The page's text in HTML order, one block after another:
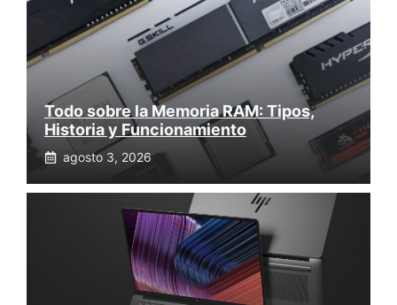
Todo sobre la Memoria RAM: Tipos,
Historia y Funcionamiento
agosto 3, 2026